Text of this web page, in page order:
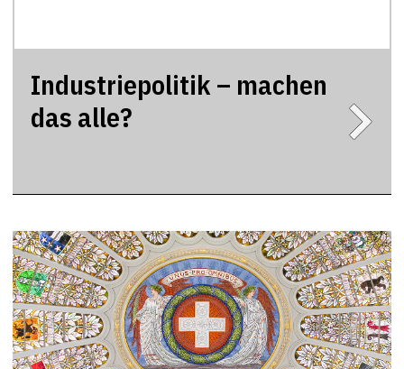
Industriepolitik – machen
das alle?